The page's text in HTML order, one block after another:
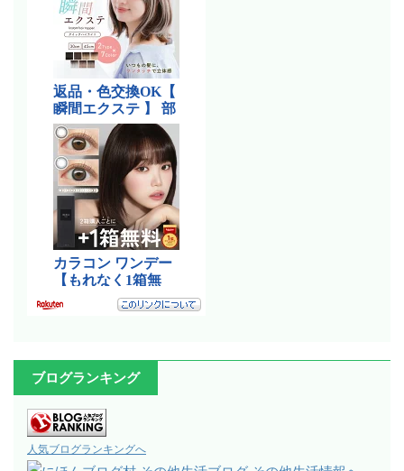
ブログランキング
人気ブログランキングへ